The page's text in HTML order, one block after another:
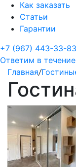
Как заказать
Статьи
Гарантии
+7 (967) 443-33-83
Ответим в
Главная/